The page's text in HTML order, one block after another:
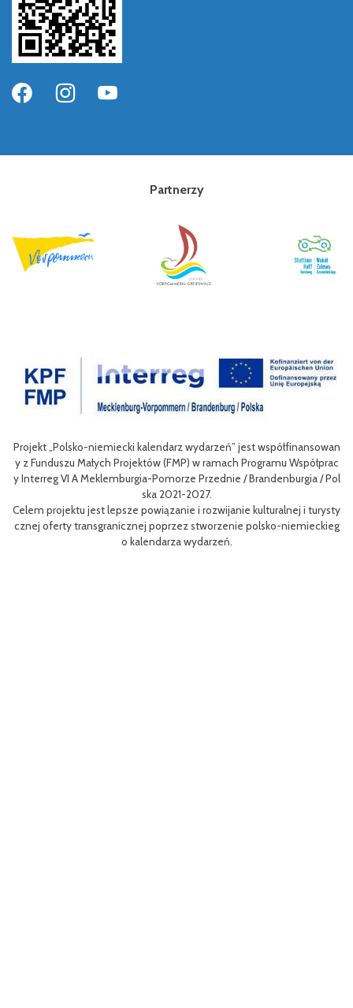
Partnerzy
Pol
Celem III Polsko-Niemieckich Dni Turystyki Rowerowej jest wzbogace
nie oferty turystycznej oraz ułatwienie transgranicznego dostępu do
niej dla mieszkańców obszaru Euroregionu Pomerania jak i dla turystó
w odwiedzających region.
Efektem planowanych działań jest przybliżenie zwykłym użytkowniko
m rowerów możliwości różnych tras oraz miejsc do zwiedzenia, jak i z
aangażowanie prawdziwych rowerowych pasjonatów w rozwój turystk